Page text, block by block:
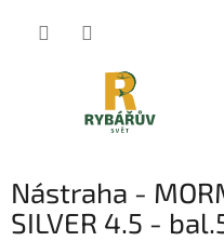
Nástraha -
SILVER 4.5 -